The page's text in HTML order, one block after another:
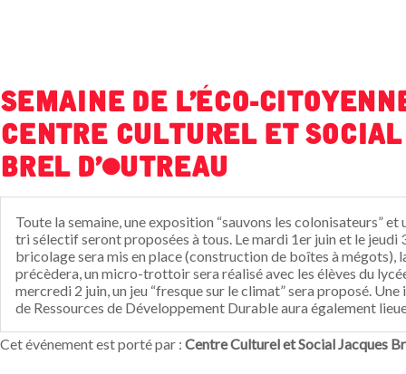
Semaine de l'éco-
Centre Culturel et Social
Brel d'Outreau
Toute la semaine, une exposition “sauvons les colonisateurs” et
tri sélectif seront proposées à tous. Le mardi 1er juin et le jeudi
bricolage sera mis en place (construction de boîtes à mégots),
précèdera, un micro-trottoir sera réalisé avec les élèves du
mercredi 2 juin, un jeu “fresque sur le climat” sera proposé.
de Ressources de Développement Durable aura également
Cet événement est porté par : Centre Culturel et Social Jacques